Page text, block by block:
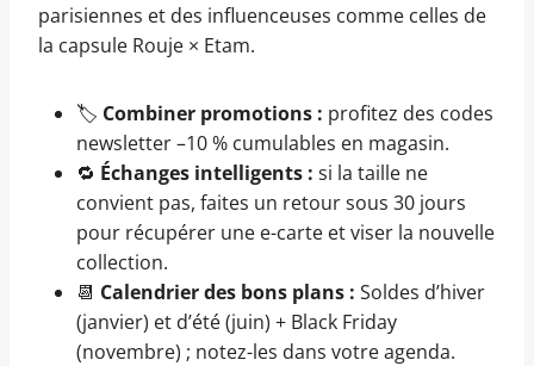
parisiennes et des influenceuses comme celles de
la capsule Rouje × Etam.
🏷️ Combiner promotions : profitez des codes
newsletter –10 % cumulables en magasin.
🔁 Échanges intelligents : si la taille ne
convient pas, faites un retour sous 30 jours
pour récupérer une e-carte et viser la nouvelle
collection.
📆 Calendrier des bons plans : Soldes d’hiver
(janvier) et d’été (juin) + Black Friday
(novembre) ; notez-les dans votre agenda.